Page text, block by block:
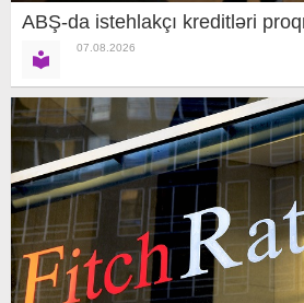
ABŞ-da istehlakçı kreditləri
07.08.2026